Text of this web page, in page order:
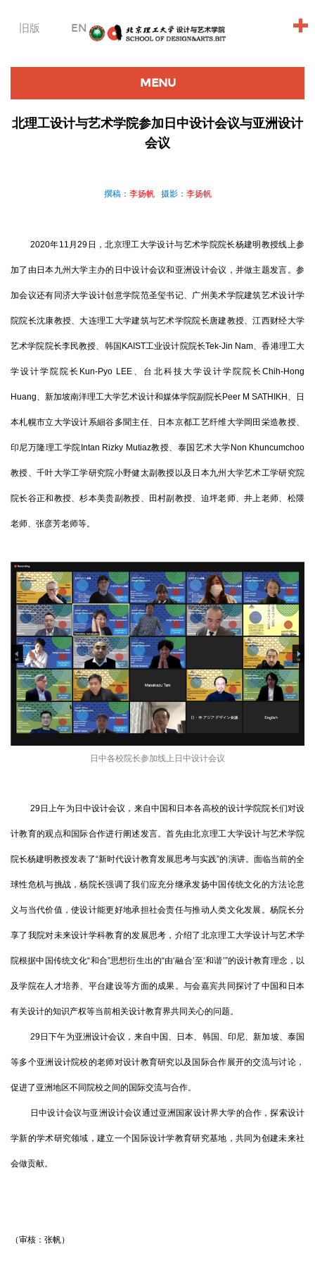
旧版 EN +
MENU
北理工设计与艺术学院参加日中设计会议与亚洲设计
会议
撰稿： 李扬帆 摄影： 李扬帆
2020年11月29日，北京理工大学设计与艺术学院院长杨建明教授线上参
加了由日本九州大学主办的日中设计会议和亚洲设计会议，并做主题发言。参
加会议还有同济大学设计创意学院范圣玺书记、广州美术学院建筑艺术设计学
院院长沈康教授、大连理工大学建筑与艺术学院院长唐建教授、江西财经大学
艺术学院院长李民教授、韩国KAIST工业设计院院长Tek-Jin Nam、香港理工大
学设计学院院长Kun-Pyo LEE、台北科技大学设计学院院长Chih-Hong
Huang、新加坡南洋理工大学艺术设计和媒体学院副院长Peer M SATHIKH、日
本札幌市立大学设计系細谷多聞主任、日本京都工艺纤维大学岡田栄造教授、
印尼万隆理工学院Intan Rizky Mutiaz教授、泰国艺术大学Non Khuncumchoo
教授、千叶大学工学研究院小野健太副教授以及日本九州大学艺术工学研究院
院长谷正和教授、杉本美贵副教授、田村副教授、迫坪老师、井上老师、松隈
老师、张彦芳老师等。
日中各校院长参加线上日中设计会议
29日上午为日中设计会议，来自中国和日本各高校的设计学院院长们对设
计教育的观点和国际合作进行阐述发言。首先由北京理工大学设计与艺术学院
院长杨建明教授发表了“新时代设计教育发展思考与实践”的演讲。面临当前的全
球性危机与挑战，杨院长强调了我们应充分继承发扬中国传统文化的方法论意
义与当代价值，使设计能更好地承担社会责任与推动人类文化发展。杨院长分
享了我院对未来设计学科教育的发展思考，介绍了北京理工大学设计与艺术学
院根据中国传统文化“和合”思想衍生出的“由‘融合’至‘和谐’”的设计教育理念，以
及学院在人才培养、平台建设等方面的成果。与会嘉宾共同探讨了中国和日本
有关设计的知识产权等当前相关设计教育界共同关心的问题。
29日下午为亚洲设计会议，来自中国、日本、韩国、印尼、新加坡、泰国
等多个亚洲设计院校的老师对设计教育研究以及国际合作展开的交流与讨论，
促进了亚洲地区不同院校之间的国际交流与合作。
日中设计会议与亚洲设计会议通过亚洲国家设计界大学的合作，探索设计
学新的学术研究领域，建立一个国际设计学教育研究基地，共同为创建未来社
会做贡献。
（审核：张帆）